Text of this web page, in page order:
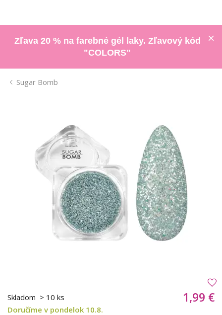
Zľava 20 % na farebné gél laky. Zľavový kód
"COLORS"
Sugar Bomb
Skladom > 10 ks
Doručíme v pondelok 10.8.
1,99 €